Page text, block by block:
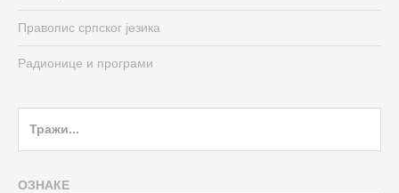
Правопис српског језика
Радионице и програми
ОЗНАКЕ